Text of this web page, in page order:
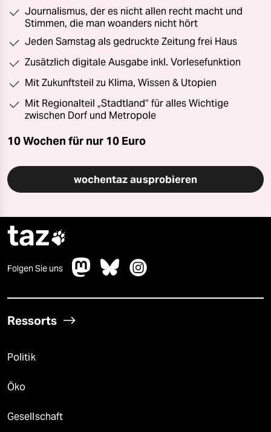
Journalismus, der es nicht allen recht macht und
Stimmen, die man woanders nicht hört
Jeden Samstag als gedruckte Zeitung frei Haus
Zusätzlich digitale Ausgabe inkl. Vorlesefunktion
Mit Zukunftsteil zu Klima, Wissen & Utopien
Mit Regionalteil „Stadtland“ für alles Wichtige
zwischen Dorf und Metropole
10 Wochen für nur 10 Euro
wochentaz ausprobieren
taz
Folgen Sie uns
Ressorts
Politik
Öko
Gesellschaft